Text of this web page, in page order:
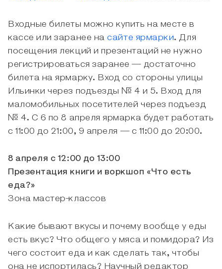
Входные билеты можно купить на месте в
кассе или заранее насайте ярмарки. Для
посещения лекций и презентаций не нужно
регистрироваться заранее — достаточно
билета на ярмарку. Вход со стороны улицы
Ильинки через подъезды № 4 и 5. Вход для
маломобильных посетителей через подъезд
№ 4. С 6 по 8 апреля ярмарка будет работать
с 11:00 до 21:00, 9 апреля — с 11:00 до 20:00.
8 апреля с 12:00 до 13:00
Презентация книги и воркшоп «Что есть
еда?»
Зона мастер-классов
Какие бывают вкусы и почему вообще у еды
есть вкус? Что общего у мяса и помидора? Из
чего состоит еда и как сделать так, чтобы
она не испортилась? Научный редактор